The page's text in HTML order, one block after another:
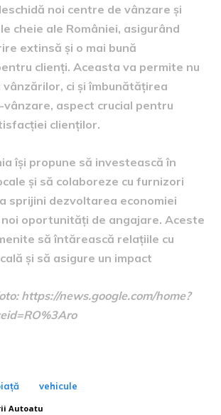
noi centre de vânzare și
cheie ale României, asigurând
extinsă și o mai bună
clienți. Aceasta va permite nu
ci și îmbunătățirea
aspect crucial pentru
clienților.
își propune să investească în
și să colaboreze cu furnizori
sprijini dezvoltarea economiei
noi oportunități de angajare. Aceste
să întărească relațiile cu
și să asigure un impact
https://news.google.com/home?
vehicule
Autoatu